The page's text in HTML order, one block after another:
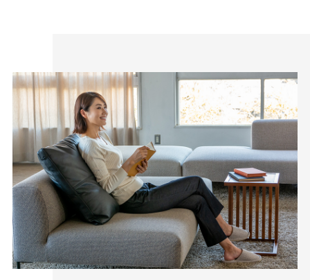
cafeからtabiまで、日常を上質に